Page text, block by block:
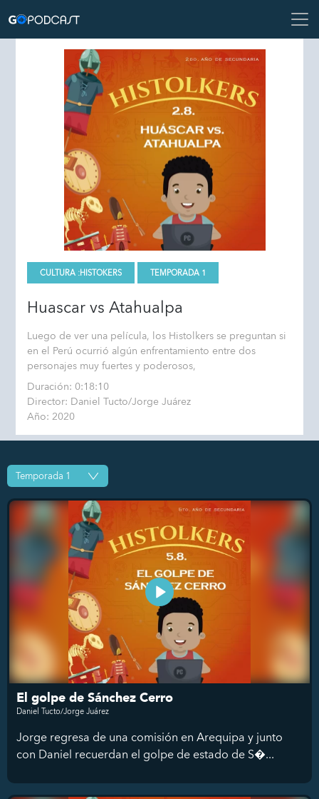
CULTURA :HISTOKERS TEMPORADA 1
Huascar vs Atahualpa
Luego de ver una película, los Histolkers se preguntan si
en el Perú ocurrió algún enfrentamiento entre dos
personajes muy fuertes y poderosos,
Duración: 0:18:10
Director: Daniel Tucto/Jorge Juárez
Año: 2020
El golpe de Sánchez Cerro
Daniel Tucto/Jorge Juárez
Jorge regresa de una comisión en Arequipa y junto
con Daniel recuerdan el golpe de estado de S�...